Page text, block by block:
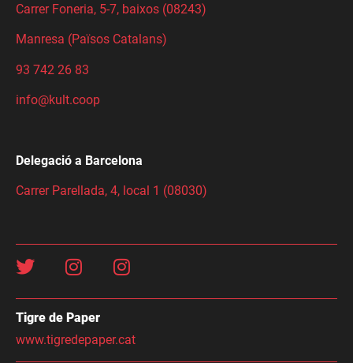
Carrer Foneria, 5-7, baixos (08243)
Manresa (Països Catalans)
93 742 26 83
info@kult.coop
Delegació a Barcelona
Carrer Parellada, 4, local 1 (08030)
Tigre de Paper
www.tigredepaper.cat